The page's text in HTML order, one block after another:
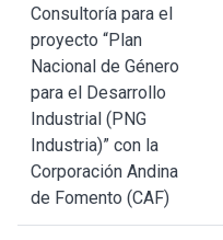
Consultoría para el
proyecto “Plan
Nacional de Género
para el Desarrollo
Industrial (PNG
Industria)” con la
Corporación Andina
de Fomento (CAF)